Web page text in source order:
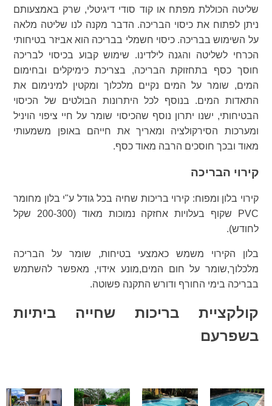
שליטה הכוללת מפתח או קוד סודי דיגיטלי, שרק באמצעותם
ניתן לפתוח את כיסוי הבריכה. הדבר מקנה לנו שליטה מלאה
על השימוש בבריכה. כיסוי חשמלי בבריכה הוא אביזר בטיחותי
הכרחי לשליטה והגנה לילדינו. שימוש קבוע בכיסוי לבריכה
חוסך כסף בתחזוקת הבריכה, בצריכת כימיקלים ובחימום
המים, שומר על המים נקיים מלכלוך ומקטין למינימום את
התאדות המים. בנוסף לכל היתרונות הבולטים של הכיסוי
הבטיחותי, ישנו יתרון נוסף שהכיסוי שומר על חיי ציפוי הויניל
ומערכות הסירקולציה ומאריך את חייהם באופן משמעותי
מאוד ובכך חוסכים הרבה מאוד כסף.
קירוי הבריכה
קירוי בלון ומפוח: קירוי בריכות שחיה בכל גודל ע"י בלון מחומר
PVC שקוף בעלויות אחזקה נמוכות מאוד (200-300 שקל
לחודש).
בלון הקירוי משמש כאמצעי בטיחות, שומר על הבריכה
מלכלוך,שומר על חום המים,מונע אידוי, מאפשר להשתמש
בבריכה בימי החורף ודורש התקנה פשוטה.
קולקציית בריכות שחייה ביתיות
בשפרעם